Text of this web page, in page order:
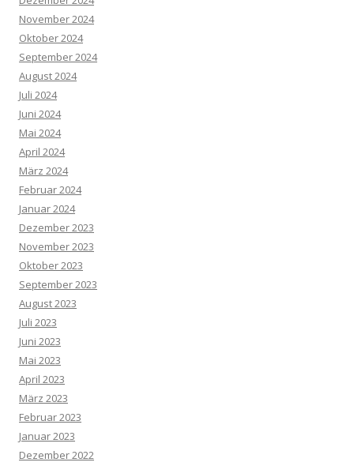
November 2024
Oktober 2024
September 2024
August 2024
Juli 2024
Juni 2024
Mai 2024
April 2024
März 2024
Februar 2024
Januar 2024
Dezember 2023
November 2023
Oktober 2023
September 2023
August 2023
Juli 2023
Juni 2023
Mai 2023
April 2023
März 2023
Februar 2023
Januar 2023
Dezember 2022